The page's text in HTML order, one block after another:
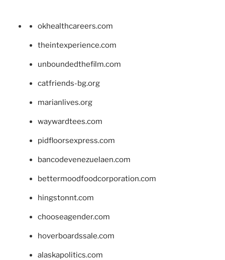
okhealthcareers.com
theintexperience.com
unboundedthefilm.com
catfriends-bg.org
marianlives.org
waywardtees.com
pidfloorsexpress.com
bancodevenezuelaen.com
bettermoodfoodcorporation.com
hingstonnt.com
chooseagender.com
hoverboardssale.com
alaskapolitics.com